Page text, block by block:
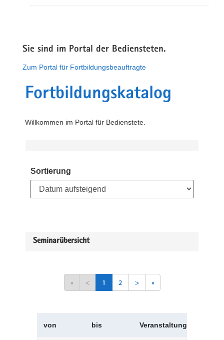
Sie sind im Portal der Bediensteten.
Zum Portal für Fortbildungsbeauftragte
Fortbildungskatalog
Willkommen im Portal für Bedienstete.
Sortierung
Seminarübersicht
« < 1 2 > »
von bis Veranstaltungskürzel